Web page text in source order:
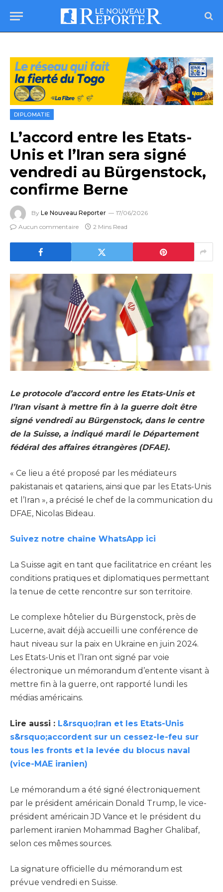
DIPLOMATIE
L’accord entre les Etats-
Unis et l’Iran sera signé
vendredi au Bürgenstock,
confirme Berne
By Le Nouveau Reporter
17/06/2026
Aucun commentaire
2 Mins Read
Le protocole d’accord entre les Etats-Unis et
l’Iran visant à mettre fin à la guerre doit être
signé vendredi au Bürgenstock, dans le centre
de la Suisse, a indiqué mardi le Département
fédéral des affaires étrangères (DFAE).
« Ce lieu a été proposé par les médiateurs
pakistanais et qatariens, ainsi que par les Etats-Unis
et l’Iran », a précisé le chef de la communication du
DFAE, Nicolas Bideau.
Suivez notre chaîne WhatsApp ici
La Suisse agit en tant que facilitatrice en créant les
conditions pratiques et diplomatiques permettant
la tenue de cette rencontre sur son territoire.
Le complexe hôtelier du Bürgenstock, près de
Lucerne, avait déjà accueilli une conférence de
haut niveau sur la paix en Ukraine en juin 2024.
Les Etats-Unis et l’Iran ont signé par voie
électronique un mémorandum d’entente visant à
mettre fin à la guerre, ont rapporté lundi les
médias américains.
Lire aussi : L&rsquo;Iran et les Etats-Unis
s&rsquo;accordent sur un cessez-le-feu sur
tous les fronts et la levée du blocus naval
(vice-MAE iranien)
Le mémorandum a été signé électroniquement
par le président américain Donald Trump, le vice-
président américain JD Vance et le président du
parlement iranien Mohammad Bagher Ghalibaf,
selon ces mêmes sources.
La signature officielle du mémorandum est
prévue vendredi en Suisse.